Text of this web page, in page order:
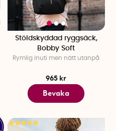
Stöldskyddad ryggsäck,
Bobby Soft
Rymlig inuti men nätt utanpå
965 kr
Bevaka